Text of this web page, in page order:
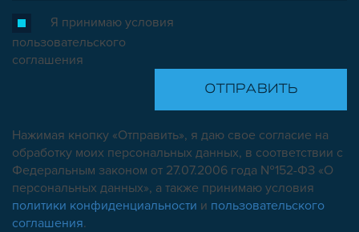
Я принимаю условия
пользовательского
соглашения
Нажимая кнопку «Отправить», я даю свое согласие на
обработку моих персональных данных, в соответствии с
Федеральным законом от 27.07.2006 года №152-ФЗ «О
персональных данных», а также принимаю условия
политики конфиденциальности и пользовательского
соглашения.